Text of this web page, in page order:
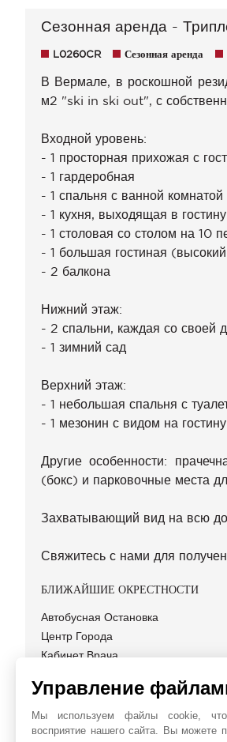
Сезонная аренда -
L0260CR Сезонная аренда
В Вермале, в роскошной
м2 "ski in ski out", с
Входной уровень:
- 1 просторная прихожая с
- 1 гардеробная
- 1 спальня с ванной комнатой
- 1 кухня, выходящая в
- 1 столовая со столом на 10
- 1 большая гостиная
- 2 балкона
Нижний этаж:
- 2 спальни, каждая со своей
- 1 зимний сад
Верхний этаж:
- 1 небольшая спальня с
- 1 мезонин с видом на
Другие особенности:
(бокс) и парковочные места
Захватывающий вид на всю
Свяжитесь с нами для
БЛИЖАЙШИЕ ОКРЕСТНОСТИ
Автобусная Остановка
Центр Города
Кабинет Врача
Управление
Мы используем файлы cookie,
восприятие нашего сайта. Вы можете